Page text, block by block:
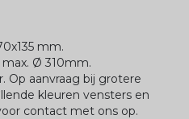
mm.
Ø 310mm.
Op aanvraag bij grotere
kleuren vensters en
contact met ons op.